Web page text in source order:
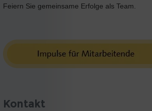
Feiern Sie gemeinsame Erfolge als Team.
Kontakt